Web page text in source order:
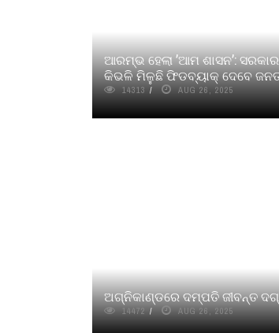
ଆରମ୍ଭ ହେଲା ’ଆମ ଶାସନ’:
କିଭଳି ମିଳୁଛି ଫିଡବ୍ୟାକ୍ ଦେବେ
14313 AUG 26, 2025
ଅଗ୍ନିକାଣ୍ଡରେ ଦମ୍ପତି ଜୀବନ୍ତ
14472 AUG 26, 2025